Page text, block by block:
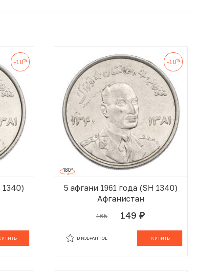
-10%
1340)
-10%
5 афгани 1961 года (SH 1340)
Афганистан
165 149 руб.
КУПИТЬ
В ИЗБРАННОЕ